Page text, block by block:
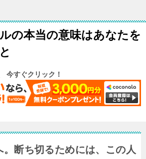
の本当の意味はあなたを
今すぐクリック！
断ち切るためには、この人